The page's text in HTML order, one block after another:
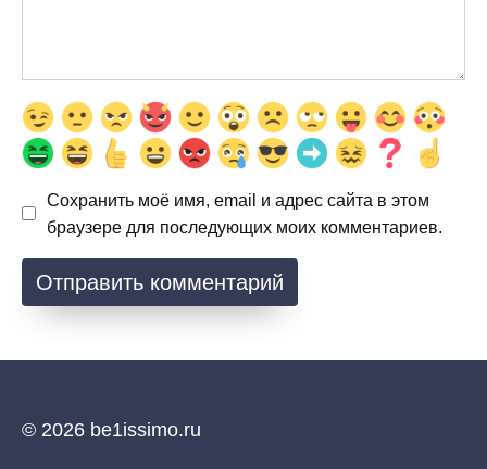
Сохранить моё имя, email и адрес сайта в этом
браузере для последующих моих комментариев.
© 2026 be1issimo.ru